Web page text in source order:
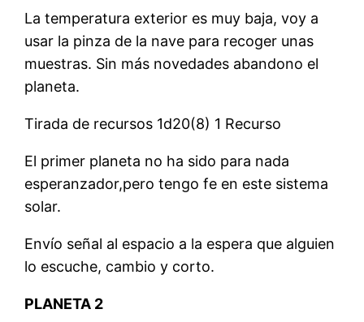
La temperatura exterior es muy baja, voy a
usar la pinza de la nave para recoger unas
muestras. Sin más novedades abandono el
planeta.
Tirada de recursos 1d20(8) 1 Recurso
El primer planeta no ha sido para nada
esperanzador,pero tengo fe en este sistema
solar.
Envío señal al espacio a la espera que alguien
lo escuche, cambio y corto.
PLANETA 2